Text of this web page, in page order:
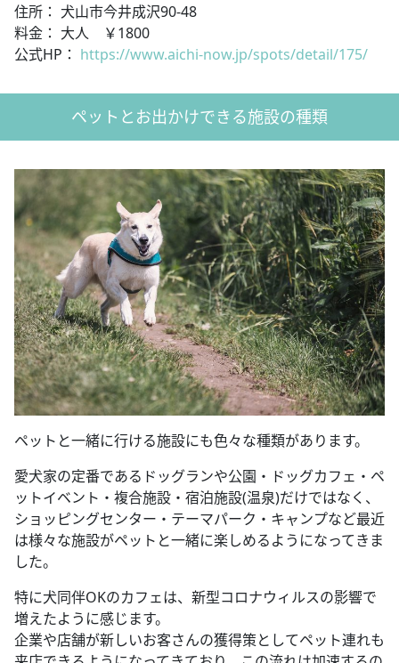
住所： 犬山市今井成沢90-48
料金： 大人 ￥1800
公式HP： https://www.aichi-now.jp/spots/detail/175/
ペットとお出かけできる施設の種類
ペットと一緒に行ける施設にも色々な種類があります。
愛犬家の定番であるドッグランや公園・ドッグカフェ・ペ
ットイベント・複合施設・宿泊施設(温泉)だけではなく、
ショッピングセンター・テーマパーク・キャンプなど最近
は様々な施設がペットと一緒に楽しめるようになってきま
した。
特に犬同伴OKのカフェは、新型コロナウィルスの影響で
増えたように感じます。
企業や店舗が新しいお客さんの獲得策としてペット連れも